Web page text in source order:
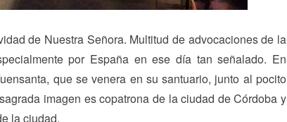
de Nuestra Señora. Multitud de advocaciones de la
por España en ese día tan señalado. En
que se venera en su santuario, junto al pocito
imagen es copatrona de la ciudad de Córdoba y
la ciudad.